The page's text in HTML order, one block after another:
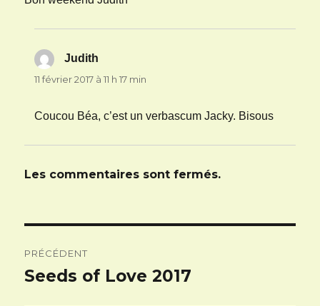
Judith
11 février 2017 à 11 h 17 min
Coucou Béa, c’est un verbascum Jacky. Bisous
Les commentaires sont fermés.
de
PRÉCÉDENT
Article
Seeds of Love 2017